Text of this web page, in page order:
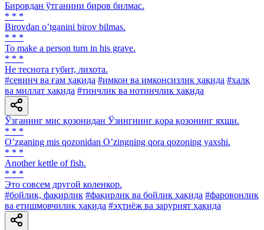
Бировдан ўтганини биров билмас.
* * *
Birovdan oʼtganini birov bilmas.
* * *
To make a person turn in his grave.
* * *
He теснота губит, лихота.
#севинч ва ғам ҳақида #имкон ва имконсизлик ҳақида #халқ
ва миллат ҳақида #тинчлик ва нотинчлик ҳақида
Ўзганинг мис қозонидан Ўзингнинг қора қозонинг яхши.
* * *
Oʼzganing mis qozonidan Oʼzingning qora qozoning yaxshi.
* * *
Another kettle of fish.
* * *
Это совсем другой коленкор.
#бойлик, фақирлик #фақирлик ва бойлик ҳақида #фаровонлик
ва етишмовчилик ҳақида #эҳтиёж ва зарурият ҳақида